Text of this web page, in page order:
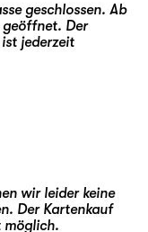
geschlossen. Ab
geöffnet. Der
ist jederzeit
wir leider keine
Der Kartenkauf
möglich.